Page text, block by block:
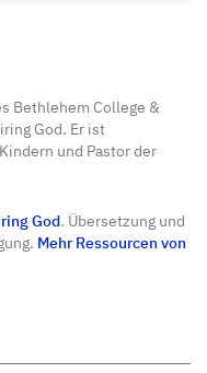
Bethlehem College &
God. Er ist
und Pastor der
God. Übersetzung und
Mehr Ressourcen von